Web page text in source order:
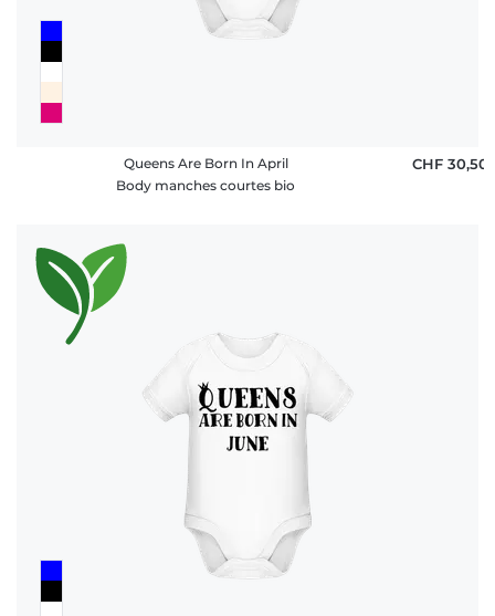
Queens Are Born In April
Body manches courtes bio
CHF 30,50